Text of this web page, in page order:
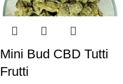
Mini Bud CBD Tutti
Frutti